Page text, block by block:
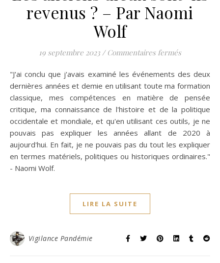
revenus ? – Par Naomi
Wolf
19 septembre 2023 / Commentaires ferméssur Les
"J'ai conclu que j'avais examiné les événements des deux
dernières années et demie en utilisant toute ma formation
classique, mes compétences en matière de pensée
critique, ma connaissance de l'histoire et de la politique
occidentale et mondiale, et qu'en utilisant ces outils, je ne
pouvais pas expliquer les années allant de 2020 à
aujourd'hui. En fait, je ne pouvais pas du tout les expliquer
en termes matériels, politiques ou historiques ordinaires."
- Naomi Wolf.
LIRE LA SUITE
Vigilance Pandémie